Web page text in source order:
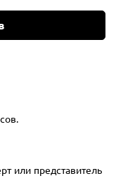
или представитель